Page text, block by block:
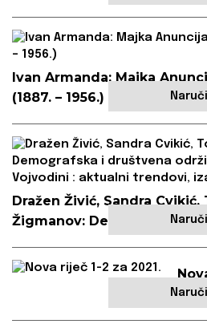
Ivan Armanda: Majka
(1887. – 1956.)
Naruči
Dražen Živić, Sandra Cvikić,
Žigmanov: Demografska i
perspektive
Naruči
Naruči